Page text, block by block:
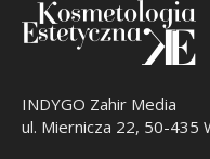
INDYGO Zahir Media
ul. Miernicza 22, 50-435